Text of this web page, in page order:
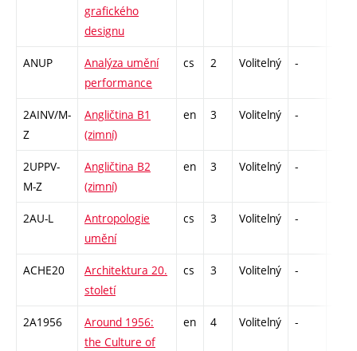
grafického
designu
ANUP
Analýza umění
performance
cs 2 Volitelný -
2AINV/M-
Z
Angličtina B1
(zimní)
en 3 Volitelný -
2UPPV-
M-Z
Angličtina B2
(zimní)
en 3 Volitelný -
2AU-L
Antropologie
umění
cs 3 Volitelný -
ACHE20
Architektura 20.
století
cs 3 Volitelný -
2A1956
Around 1956:
the Culture of
en 4 Volitelný -